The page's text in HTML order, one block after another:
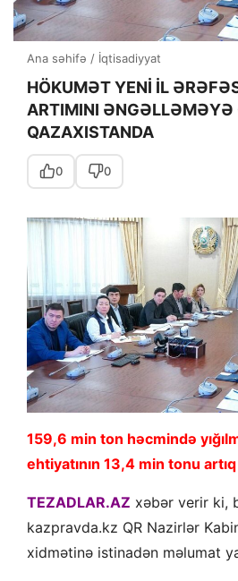
Ana səhifə / İqtisadiyyat
HÖKUMƏT YENİ İL
ARTIMINI ƏNGƏLLƏMƏYƏ
QAZAXISTANDA
0 0
159,6 min ton həcmində
ehtiyatının 13,4 min tonu artıq
TEZADLAR.AZ xəbər verir ki,
kazpravda.kz QR Nazirlər
xidmətinə istinadən məlumat